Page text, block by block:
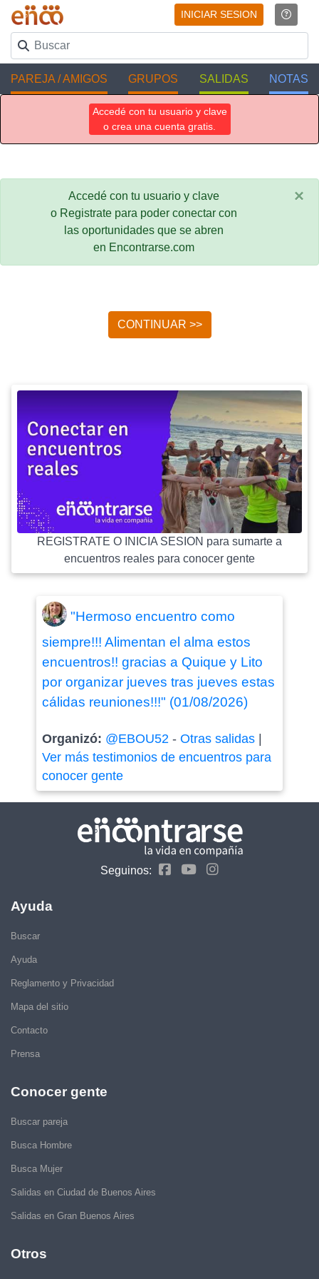
INICIAR SESION
PAREJA / AMIGOS GRUPOS SALIDAS NOTAS
Accedé con tu usuario y clave
o crea una cuenta gratis.
Accedé con tu usuario y clave
o Registrate para poder conectar con
las oportunidades que se abren
en Encontrarse.com
×
CONTINUAR >>
REGISTRATE O INICIA SESION para sumarte a
encuentros reales para conocer gente
"Hermoso encuentro como
siempre!!! Alimentan el alma estos
encuentros!! gracias a Quique y Lito
por organizar jueves tras jueves estas
cálidas reuniones!!!" (01/08/2026)
Organizó: @EBOU52- Otras salidas|
Ver más testimonios de encuentros para
conocer gente
Seguinos:
Ayuda
Buscar
Ayuda
Reglamento y Privacidad
Mapa del sitio
Contacto
Prensa
Conocer gente
Buscar pareja
Busca Hombre
Busca Mujer
Salidas en Ciudad de Buenos Aires
Salidas en Gran Buenos Aires
Otros